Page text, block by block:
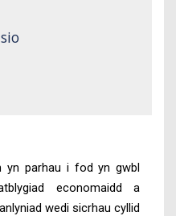
yn parhau i fod yn gwbl
economaidd a
wedi sicrhau cyllid